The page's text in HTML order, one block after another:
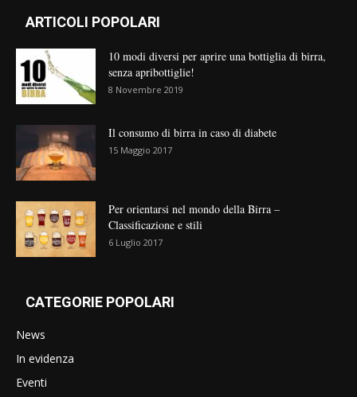
ARTICOLI POPOLARI
10 modi diversi per aprire una bottiglia di birra,
senza apribottiglie!
8 Novembre 2019
Il consumo di birra in caso di diabete
15 Maggio 2017
Per orientarsi nel mondo della Birra –
Classificazione e stili
6 Luglio 2017
CATEGORIE POPOLARI
News
In evidenza
Eventi